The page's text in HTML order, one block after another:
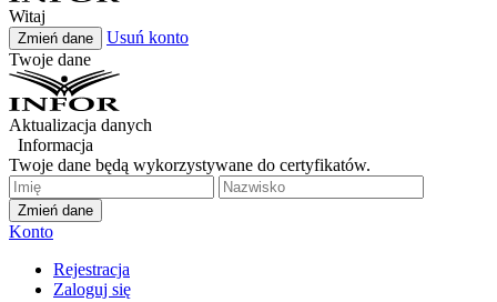
Witaj
Zmień dane
Usuń konto
Twoje dane
Aktualizacja danych
Informacja
Twoje dane będą wykorzystywane do certyfikatów.
Zmień dane
Konto
Rejestracja
Zaloguj się